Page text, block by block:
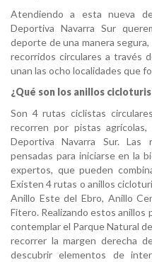
Atendiendo a esta nueva
Deportiva Navarra Sur
deporte de una manera
recorridos circulares a través
unan las ocho localidades que
¿Qué son los anillos
Son 4 rutas ciclistas
recorren por pistas
Deportiva Navarra Sur.
pensadas para iniciarse en la
expertos, que pueden
Existen 4 rutas o anillos
Anillo Este del Ebro, Anillo
Fitero. Realizando estos
contemplar el Parque Natural
recorrer la margen derecha
descubrir elementos de